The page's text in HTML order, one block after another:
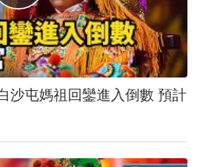
沙屯媽祖回鑾進入倒數 預計